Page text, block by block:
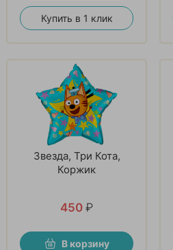
Купить в 1 клик
Звезда, Три Кота,
Коржик
450 ₽
В корзину